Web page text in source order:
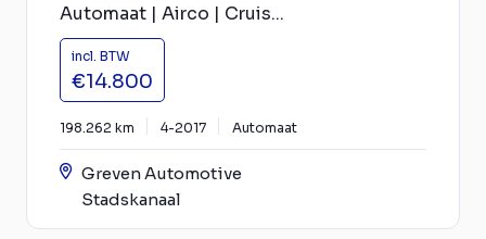
Automaat | Airco | Cruis...
incl. BTW
€14.800
198.262 km 4-2017 Automaat
Greven Automotive
Stadskanaal